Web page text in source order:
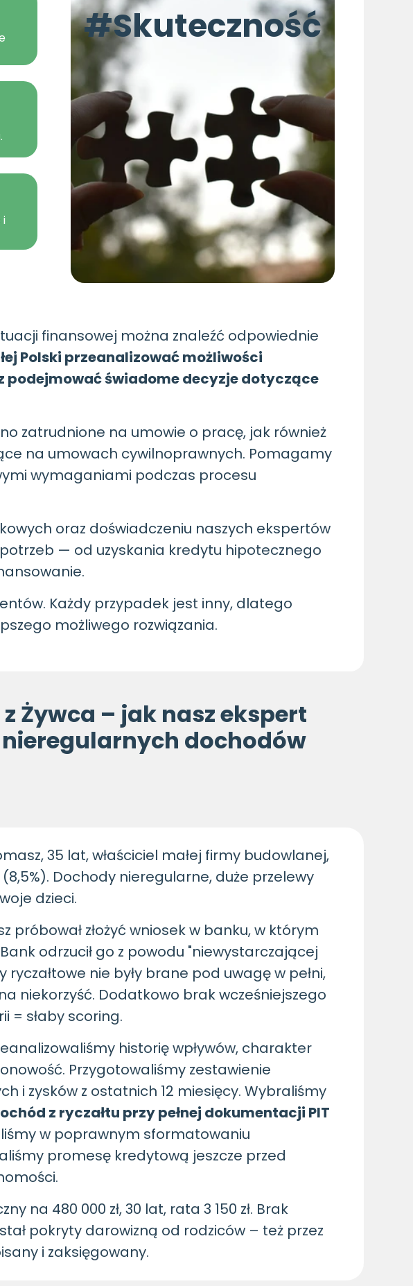
Żywca – jak nasz ekspert
dochodów
35 lat, właściciel małej firmy budowlanej,
Dochody nieregularne, duże przelewy
dzieci.
próbował złożyć wniosek w banku, w którym
odrzucił go z powodu "niewystarczającej
nie były brane pod uwagę w pełni,
niekorzyść. Dodatkowo brak wcześniejszego
= słaby scoring.
historię wpływów, charakter
Przygotowaliśmy zestawienie
i zysków z ostatnich 12 miesięcy. Wybraliśmy
z ryczałtu przy pełnej dokumentacji PIT
w poprawnym sformatowaniu
promesę kredytową jeszcze przed
na 480 000 zł, 30 lat, rata 3 150 zł. Brak
pokryty darowizną od rodziców – też przez
i zaksięgowany.
i
#Skuteczność
finansowej można znaleźć odpowiednie
Polski przeanalizować możliwości
podejmować świadome decyzje dotyczące
zatrudnione na umowie o pracę, jak również
na umowach cywilnoprawnych. Pomagamy
wymaganiami podczas procesu
oraz doświadczeniu naszych ekspertów
— od uzyskania kredytu hipotecznego
Każdy przypadek jest inny, dlatego
możliwego rozwiązania.